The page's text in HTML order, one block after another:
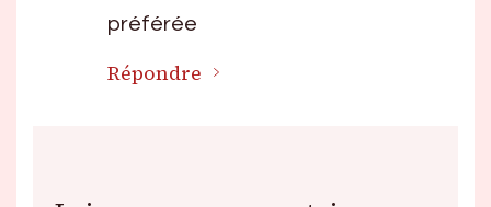
préférée
Répondre